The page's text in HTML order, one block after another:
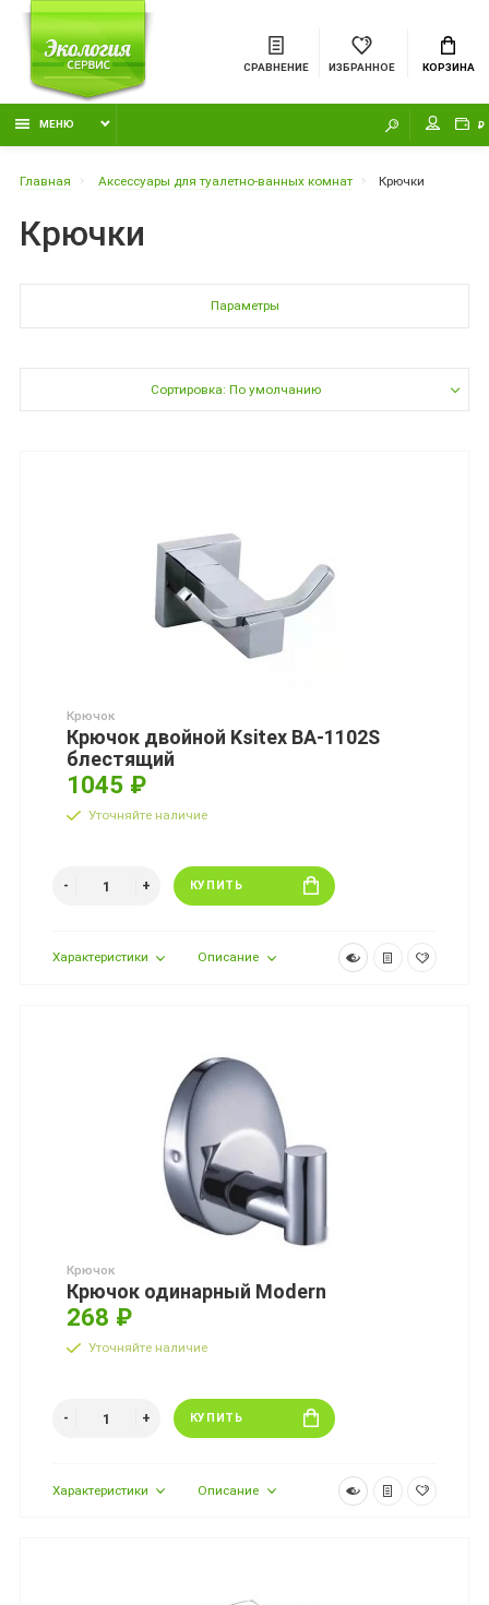
СРАВНЕНИЕ ИЗБРАННОЕ КОРЗИНА
МЕНЮ ₽
Главная Аксессуары для туалетно-ванных комнат Крючки
Крючки
Параметры
Сортировка: По умолчанию
Крючок
Крючок двойной Ksitex BA-1102S
блестящий
1045 ₽
Уточняйте наличие
КУПИТЬ
Характеристики Описание
Крючок
Крючок одинарный Modern
268 ₽
Уточняйте наличие
КУПИТЬ
Характеристики Описание